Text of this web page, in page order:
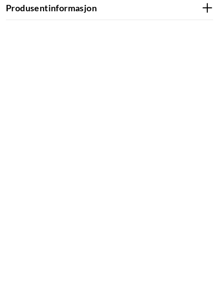
Med tunable white velger du selv om lyset skal være varmt og
avslappende eller kaldt og konsentrasjonsfremmende. Du kan
Produsentinformasjon